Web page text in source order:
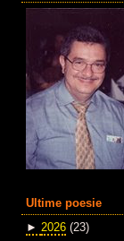
Ultime poesie
► 2026 (23)